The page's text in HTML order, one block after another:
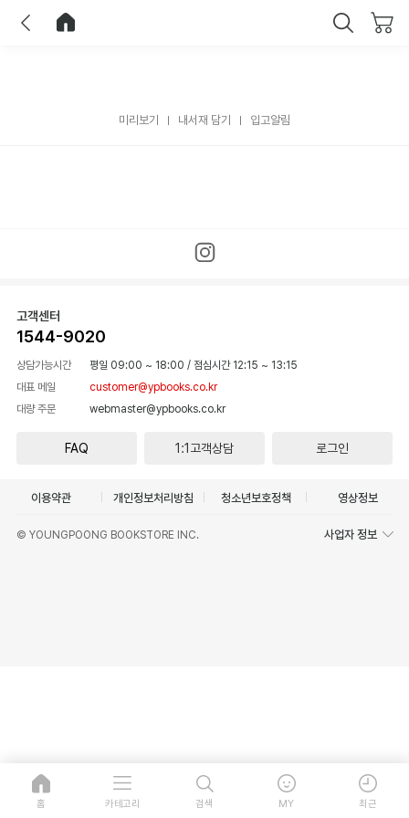
미리보기 내서재 담기 입고알림
고객센터
1544-9020
상담가능시간 평일 09:00 ~ 18:00 / 점심시간 12:15 ~ 13:15
대표 메일
customer@ypbooks.co.kr
대량 주문
webmaster@ypbooks.co.kr
FAQ 1:1고객상담 로그인
이용약관 개인정보처리방침 청소년보호정책 영상정보
© YOUNGPOONG BOOKSTORE INC. 사업자 정보
홈 카테고리 검색 MY 최근